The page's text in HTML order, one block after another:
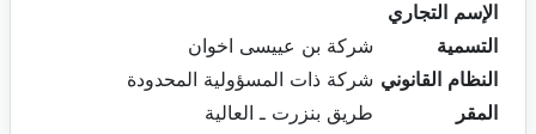
الإسم التجاري
التسمية
شركة بن عييسى اخوان
النظام القانوني شركة ذات المسؤولية المحدودة
المقر
طريق بنزرت ـ العالية